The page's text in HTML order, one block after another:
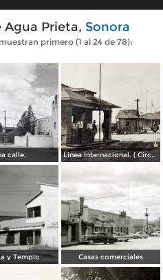
Prieta, Sonora
primero (1 al 24 de 78):
calle. Linea Internacional. ( Circulada el 26 de Mayo de 1941 ).
y Templo Casas comerciales